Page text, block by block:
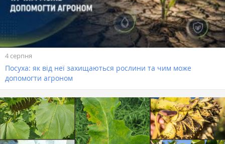
4 серпня
Посуха: як від неї захищаються рослини та чим може
допомогти агроном